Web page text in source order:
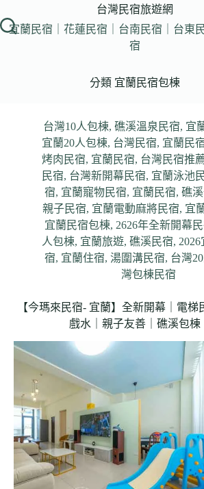
至
台灣民宿旅遊網
宜蘭民宿｜花蓮民宿｜台南民宿｜台東
宿
分類 宜蘭民宿包棟
台灣10人包棟,礁溪溫泉民宿, 宜
宜蘭20人包棟, 台灣民宿, 宜蘭民
烤肉民宿, 宜蘭民宿, 台灣民宿推
民宿, 台灣新開幕民宿, 宜蘭泳池
宿, 宜蘭寵物民宿, 宜蘭民宿,礁
親子民宿, 宜蘭電動麻將民宿, 宜
宜蘭民宿包棟, 2626年全新開幕
人包棟, 宜蘭旅遊,礁溪民宿,
宿, 宜蘭住宿,湯圍溝民宿, 台灣
灣包棟民宿
【今瑪來民宿- 宜蘭】全新開幕｜電梯
戲水｜親子友善｜礁溪包棟